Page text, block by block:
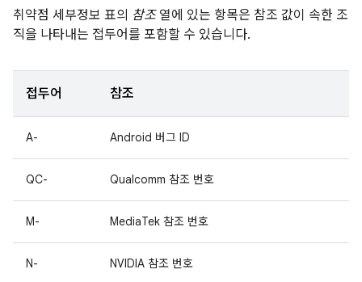
취약점 세부정보 표의 참조열에 있는 항목은 참조 값이 속한 조
직을 나타내는 접두어를 포함할 수 있습니다.
접두어 참조
A- Android 버그 ID
QC- Qualcomm 참조 번호
M- MediaTek 참조 번호
N- NVIDIA 참조 번호